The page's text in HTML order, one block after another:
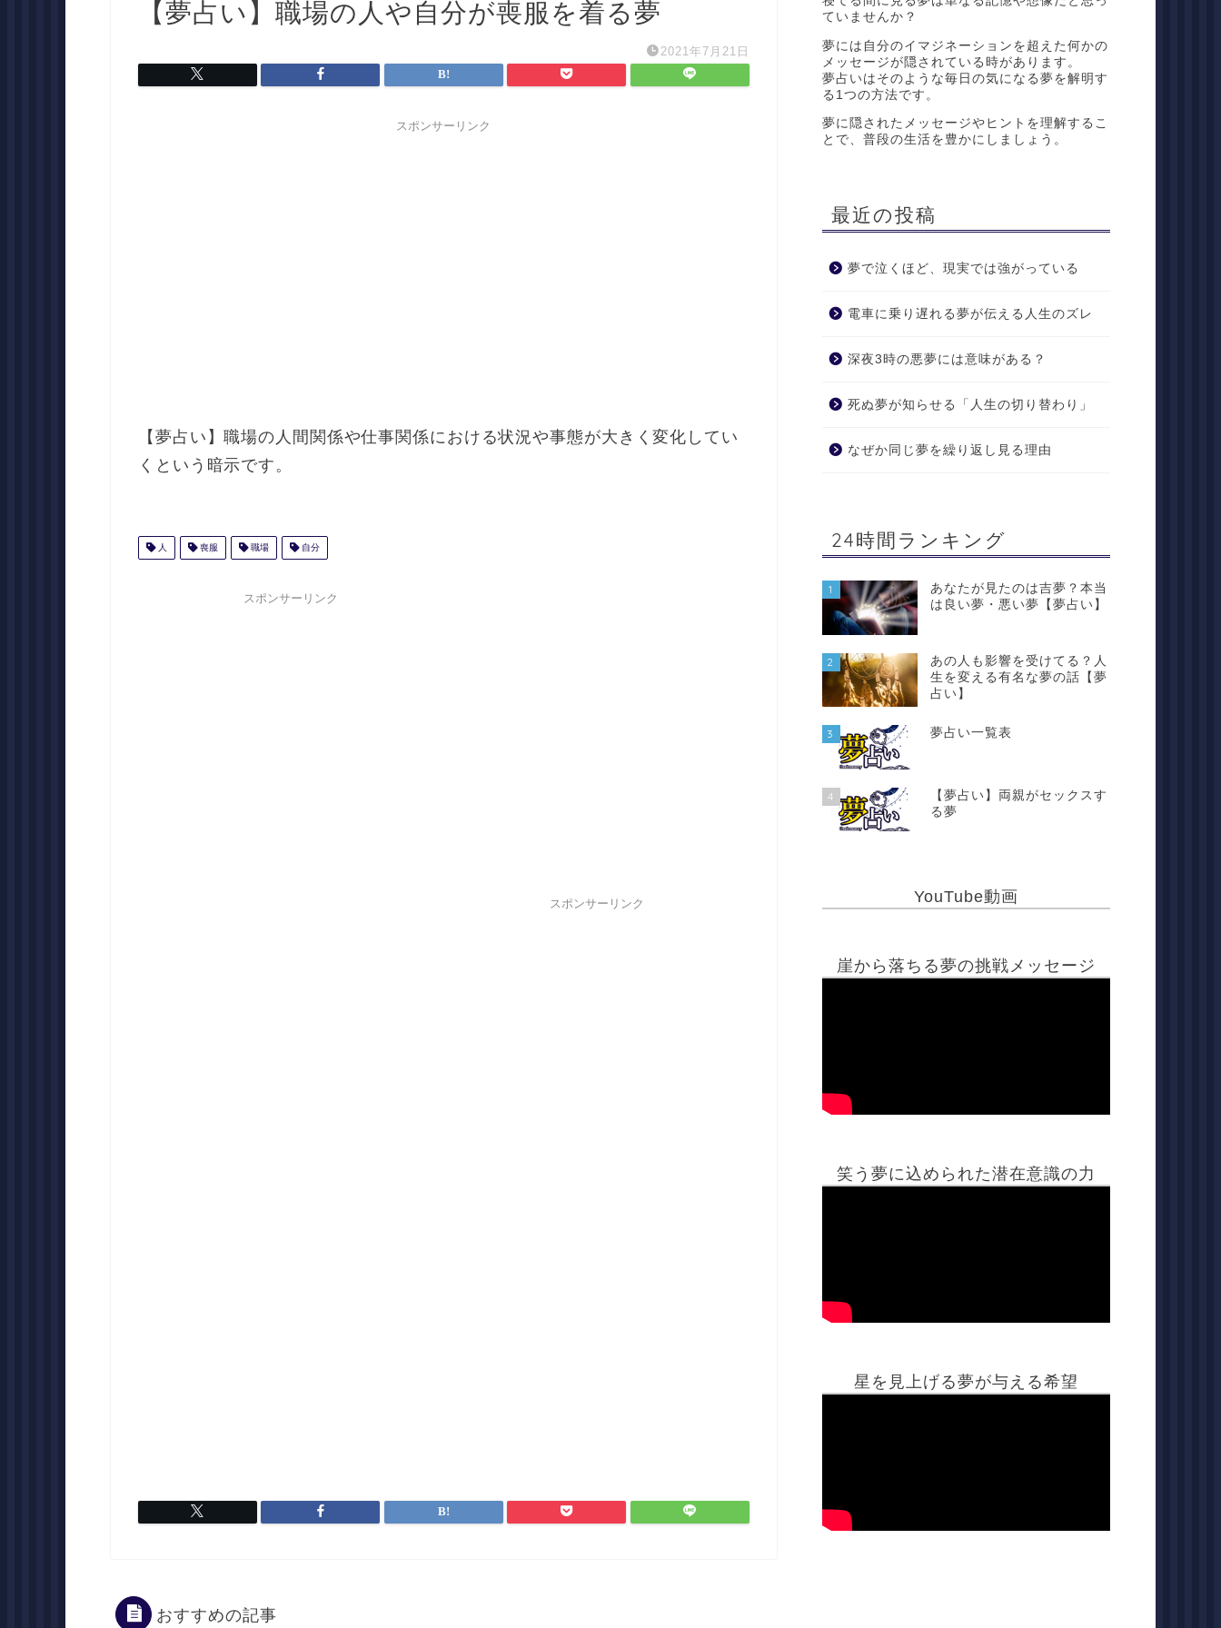
【夢占い】職場の人や自分が喪服を着る夢
2021年7月21日
スポンサーリンク
【夢占い】職場の人間関係や仕事関係における状況や事態が大きく変化してい
くという暗示です。
人 喪服 職場 自分
スポンサーリンク
スポンサーリンク
おすすめの記事
ていませんか？
夢には自分のイマジネーションを超えた何かの
メッセージが隠されている時があります。
夢占いはそのような毎日の気になる夢を解明す
る1つの方法です。
夢に隠されたメッセージやヒントを理解するこ
とで、普段の生活を豊かにしましょう。
最近の投稿
夢で泣くほど、現実では強がっている
電車に乗り遅れる夢が伝える人生のズレ
深夜3時の悪夢には意味がある？
死ぬ夢が知らせる「人生の切り替わり」
なぜか同じ夢を繰り返し見る理由
24時間ランキング
1
あなたが見たのは吉夢？本当
は良い夢・悪い夢【夢占い】
2
あの人も影響を受けてる？人
生を変える有名な夢の話【夢
占い】
3 夢占い一覧表
4
【夢占い】両親がセックスす
る夢
YouTube動画
崖から落ちる夢の挑戦メッセージ
笑う夢に込められた潜在意識の力
星を見上げる夢が与える希望